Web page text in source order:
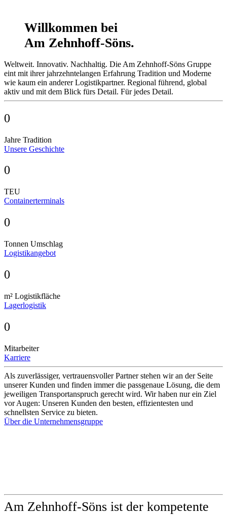
Willkommen bei
Am Zehnhoff-Söns.
Weltweit. Innovativ. Nachhaltig. Die Am Zehnhoff-Söns Gruppe
eint mit ihrer jahrzehnte­langen Erfahrung Tradition und Moderne
wie kaum ein anderer Logistik­partner. Regional führend, global
aktiv und mit dem Blick fürs Detail. Für jedes Detail.
0
Jahre Tradition
Unsere Geschichte
0
TEU
Containerterminals
0
Tonnen Umschlag
Logistikangebot
0
m² Logistikfläche
Lagerlogistik
0
Mitarbeiter
Karriere
Als zuverlässiger, vertrauensvoller Partner stehen wir an der Seite
unserer Kunden und finden immer die passgenaue Lösung, die dem
jeweiligen Transportanspruch gerecht wird. Wir haben nur ein Ziel
vor Augen: Unseren Kunden den besten, effizientesten und
schnellsten Service zu bieten.
Über die Unternehmensgruppe
Am Zehnhoff-Söns ist der kom­petente